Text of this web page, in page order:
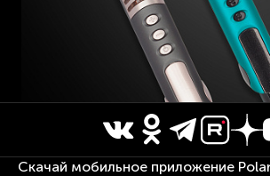
Скачай мобильное приложение